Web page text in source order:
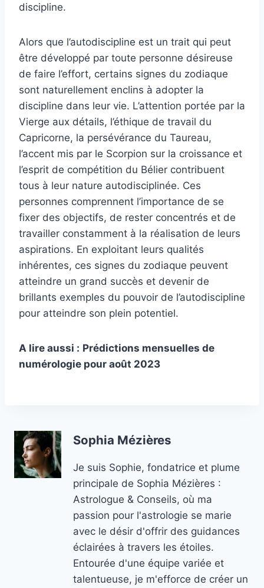
discipline.
Alors que l’autodiscipline est un trait qui peut
être développé par toute personne désireuse
de faire l’effort, certains signes du zodiaque
sont naturellement enclins à adopter la
discipline dans leur vie. L’attention portée par la
Vierge aux détails, l’éthique de travail du
Capricorne, la persévérance du Taureau,
l’accent mis par le Scorpion sur la croissance et
l’esprit de compétition du Bélier contribuent
tous à leur nature autodisciplinée. Ces
personnes comprennent l’importance de se
fixer des objectifs, de rester concentrés et de
travailler constamment à la réalisation de leurs
aspirations. En exploitant leurs qualités
inhérentes, ces signes du zodiaque peuvent
atteindre un grand succès et devenir de
brillants exemples du pouvoir de l’autodiscipline
pour atteindre son plein potentiel.
A lire aussi : Prédictions mensuelles de
numérologie pour août 2023
Sophia Mézières
Je suis Sophie, fondatrice et plume
principale de Sophia Mézières :
Astrologue & Conseils, où ma
passion pour l'astrologie se marie
avec le désir d'offrir des guidances
éclairées à travers les étoiles.
Entourée d'une équipe variée et
talentueuse, je m'efforce de créer un